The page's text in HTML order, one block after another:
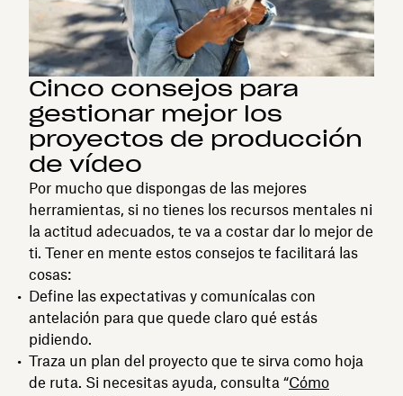
Cinco consejos para
gestionar mejor los
proyectos de producción
de vídeo
Por mucho que dispongas de las mejores
herramientas, si no tienes los recursos mentales ni
la actitud adecuados, te va a costar dar lo mejor de
ti. Tener en mente estos consejos te facilitará las
cosas:
Define las expectativas y comunícalas con
antelación para que quede claro qué estás
pidiendo.
Traza un plan del proyecto que te sirva como hoja
de ruta. Si necesitas ayuda, consulta “Cómo